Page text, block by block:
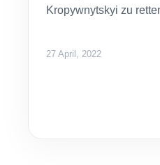
Kropywnytskyi zu
27 April, 2022